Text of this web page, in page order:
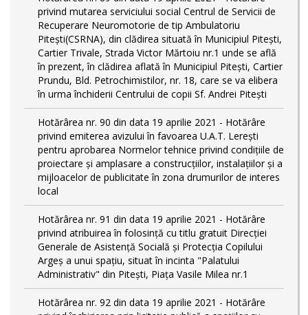
privind mutarea serviciului social Centrul de Servicii de
Recuperare Neuromotorie de tip Ambulatoriu
Pitești(CSRNA), din clădirea situată în Municipiul Pitești,
Cartier Trivale, Strada Victor Mărtoiu nr.1 unde se află
în prezent, în clădirea aflată în Municipiul Pitești, Cartier
Prundu, Bld. Petrochimistilor, nr. 18, care se va elibera
în urma închiderii Centrului de copii Sf. Andrei Pitești
Hotărârea nr. 90 din data 19 aprilie 2021 - Hotărâre
privind emiterea avizului în favoarea U.A.T. Lerești
pentru aprobarea Normelor tehnice privind condiţiile de
proiectare şi amplasare a construcţiilor, instalaţiilor şi a
mijloacelor de publicitate în zona drumurilor de interes
local
Hotărârea nr. 91 din data 19 aprilie 2021 - Hotărâre
privind atribuirea în folosință cu titlu gratuit Direcției
Generale de Asistență Socială și Protecția Copilului
Argeș a unui spațiu, situat în incinta "Palatului
Administrativ" din Pitești, Piața Vasile Milea nr.1
Hotărârea nr. 92 din data 19 aprilie 2021 - Hotărâre